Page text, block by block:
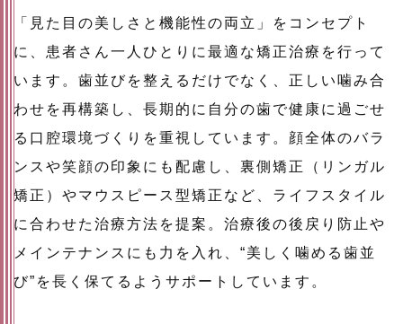
「見た目の美しさと機能性の両立」をコンセプト
に、患者さん一人ひとりに最適な矯正治療を行って
います。歯並びを整えるだけでなく、正しい噛み合
わせを再構築し、長期的に自分の歯で健康に過ごせ
る口腔環境づくりを重視しています。顔全体のバラ
ンスや笑顔の印象にも配慮し、裏側矯正（リンガル
矯正）やマウスピース型矯正など、ライフスタイル
に合わせた治療方法を提案。治療後の後戻り防止や
メインテナンスにも力を入れ、“美しく噛める歯並
び”を長く保てるようサポートしています。